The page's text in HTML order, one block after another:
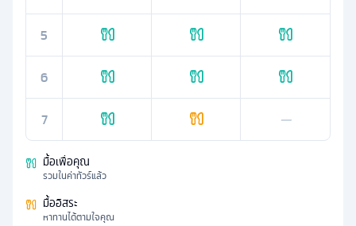
5
6
7 —
มื้อเพื่อคุณ
รวมในค่าทัวร์แล้ว
มื้ออิสระ
หาทานได้ตามใจคุณ